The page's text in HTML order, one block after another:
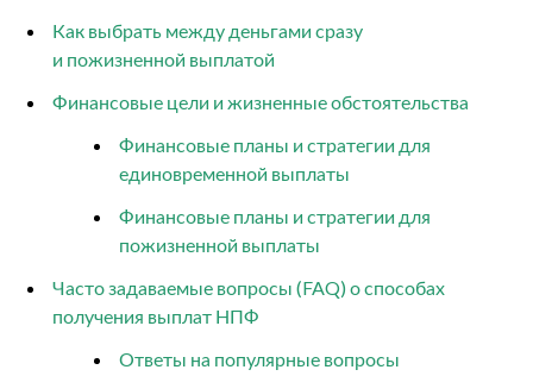
Как выбрать между деньгами сразу
и пожизненной выплатой
Финансовые цели и жизненные обстоятельства
Финансовые планы и стратегии для
единовременной выплаты
Финансовые планы и стратегии для
пожизненной выплаты
Часто задаваемые вопросы (FAQ) о способах
получения выплат НПФ
Ответы на популярные вопросы